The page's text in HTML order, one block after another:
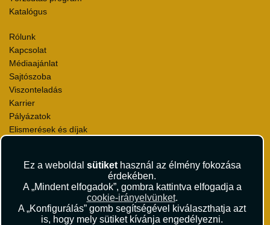
Ez a weboldal sütikethasznál az élmény fokozása
érdekében.
A „Mindent elfogadok”, gombra kattintva elfogadja a
cookie-irányelvünket.
A „Konfigurálás” gomb segítségével kiválaszthatja azt
is, hogy mely sütiket kívánja engedélyezni.
Katalógus
Rólunk
Kapcsolat
Médiaajánlat
Sajtószoba
Viszonteladás
Karrier
Pályázatok
Elismerések és díjak
Utazási Csomag Szerződési Feltételek
Útlemondás-biztosítás Szerződési Feltételek
Utasbiztosítás Szerződési Feltételek
Repülőjegy Szerződési Feltételek
Adatvédelem